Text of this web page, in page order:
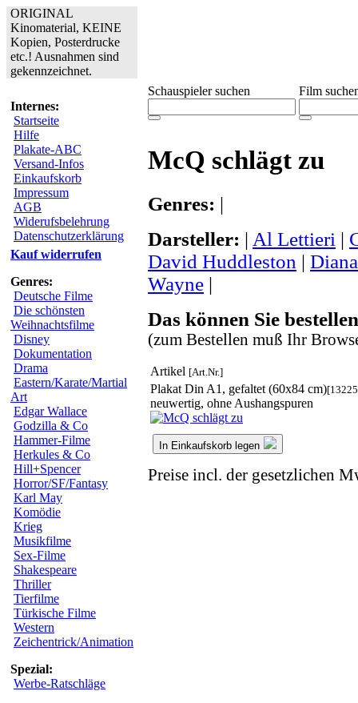
ORIGINAL
Kinomaterial, KEINE
Kopien, Posterdrucke
etc.! Ausnahmen sind
gekennzeichnet.
Internes:
Startseite
Hilfe
Plakate-ABC
Versand-Infos
Einkaufskorb
Impressum
AGB
Widerufsbelehrung
Datenschutzerklärung
Kauf widerrufen
Genres:
Deutsche Filme
Die schönsten
Weihnachtsfilme
Disney
Dokumentation
Drama
Eastern/Karate/Martial
Art
Edgar Wallace
Godzilla & Co
Hammer-Filme
Herkules & Co
Hill+Spencer
Horror/SF/Fantasy
Karl May
Komödie
Krieg
Musikfilme
Sex-Filme
Shakespeare
Thriller
Tierfilme
Türkische Filme
Western
Zeichentrick/Animation
Spezial:
Werbe-Ratschläge
Schauspieler suchen Film
McQ schlägt zu
Genres: |
Darsteller: | Al Lettieri |
David Huddleston |
Wayne |
Das können Sie
(zum Bestellen muß Ihr
Artikel [Art.Nr.]
Plakat Din A1, gefaltet (60x84 cm)
neuwertig, ohne Aushangspuren
In Einkaufskorb legen
Preise incl. der gesetzlichen